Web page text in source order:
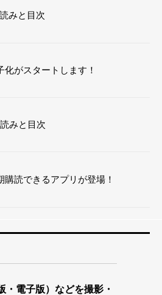
みと目次
化がスタートします！
みと目次
購読できるアプリが登場！
・電子版）などを撮影・